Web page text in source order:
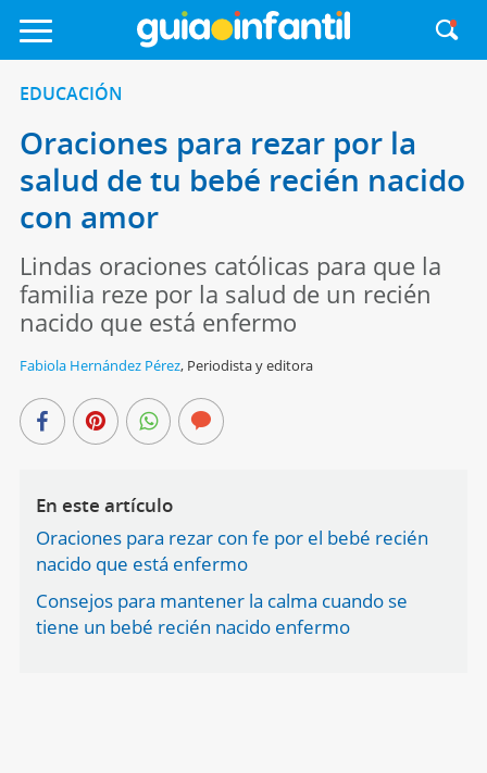
EDUCACIÓN
Oraciones para rezar por la
salud de tu bebé recién nacido
con amor
Lindas oraciones católicas para que la
familia reze por la salud de un recién
nacido que está enfermo
Fabiola Hernández Pérez, Periodista y editora
En este artículo
Oraciones para rezar con fe por el bebé recién
nacido que está enfermo
Consejos para mantener la calma cuando se
tiene un bebé recién nacido enfermo